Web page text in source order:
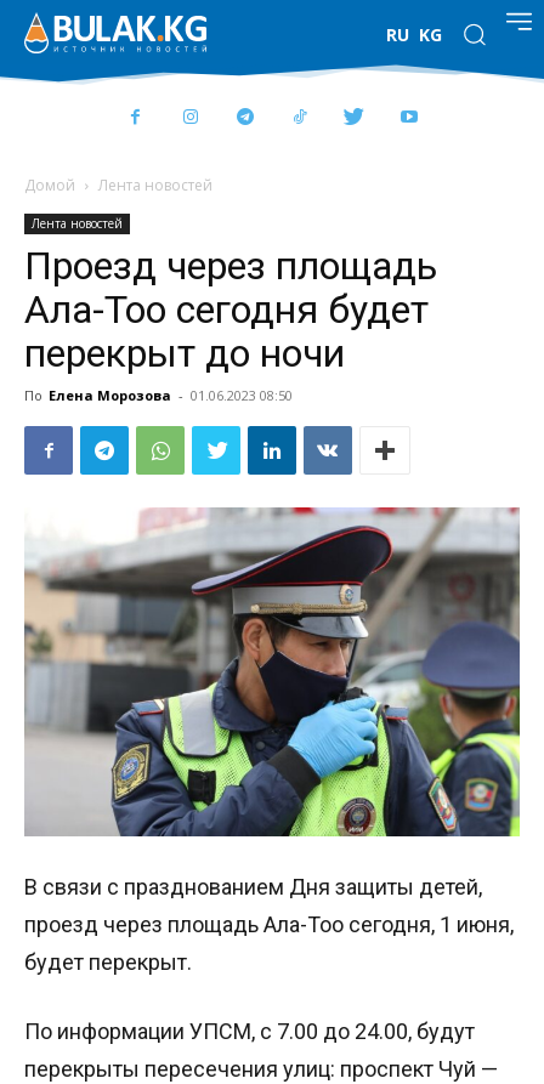
RU KG
Домой Лента новостей
Лента новостей
Проезд через площадь
Ала-Тоо сегодня будет
перекрыт до ночи
По Елена Морозова - 01.06.2023 08:50
В связи с празднованием Дня защиты детей,
проезд через площадь Ала-Тоо сегодня, 1 июня,
будет перекрыт.
По информации УПСМ, с 7.00 до 24.00, будут
перекрыты пересечения улиц: проспект Чуй —